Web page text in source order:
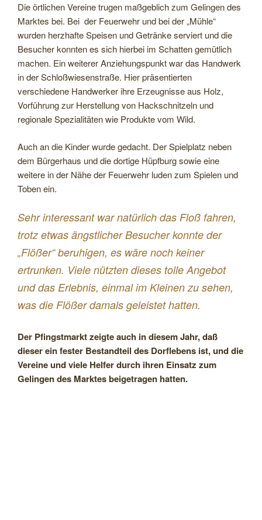
Die örtlichen Vereine trugen maßgeblich zum Gelingen des
Marktes bei. Bei der Feuerwehr und bei der „Mühle“
wurden herzhafte Speisen und Getränke serviert und die
Besucher konnten es sich hierbei im Schatten gemütlich
machen. Ein weiterer Anziehungspunkt war das Handwerk
in der Schloßwiesenstraße. Hier präsentierten
verschiedene Handwerker ihre Erzeugnisse aus Holz,
Vorführung zur Herstellung von Hackschnitzeln und
regionale Spezialitäten wie Produkte vom Wild.
Auch an die Kinder wurde gedacht. Der Spielplatz neben
dem Bürgerhaus und die dortige Hüpfburg sowie eine
weitere in der Nähe der Feuerwehr luden zum Spielen und
Toben ein.
Sehr interessant war natürlich das Floß fahren,
trotz etwas ängstlicher Besucher konnte der
„Flößer“ beruhigen, es wäre noch keiner
ertrunken. Viele nützten dieses tolle Angebot
und das Erlebnis, einmal im Kleinen zu sehen,
was die Flößer damals geleistet hatten.
Der Pfingstmarkt zeigte auch in diesem Jahr, daß
dieser ein fester Bestandteil des Dorflebens ist, und die
Vereine und viele Helfer durch ihren Einsatz zum
Gelingen des Marktes beigetragen hatten.